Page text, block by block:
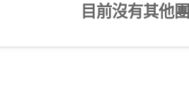
目前沒有其他